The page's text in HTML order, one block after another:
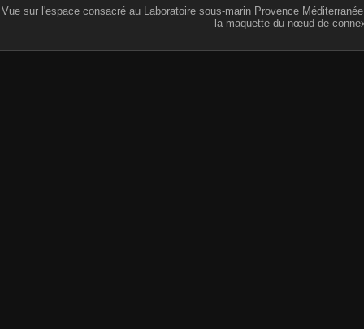
Vue sur l'espace consacré au Laboratoire sous-marin Provence
la maquette du nœud de